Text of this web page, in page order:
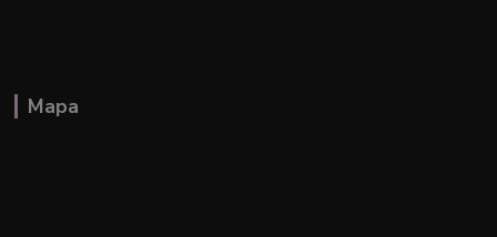
Mapa